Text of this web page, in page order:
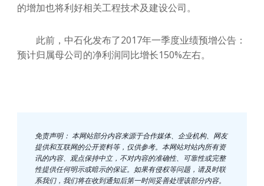
的增加也将利好相关工程技术及建设公司。
此前，中石化发布了2017年一季度业绩预增公告：
预计归属母公司的净利润同比增长150%左右。
免责声明： 本网站部分内容来源于合作媒体、企业机构、网友
提供和互联网的公开资料等，仅供参考。本网站对站内所有资
讯的内容、观点保持中立，不对内容的准确性、可靠性或完整
性提供任何明示或暗示的保证。如果有侵权等问题，请及时联
系我们，我们将在收到通知后第一时间妥善处理该部分内容。